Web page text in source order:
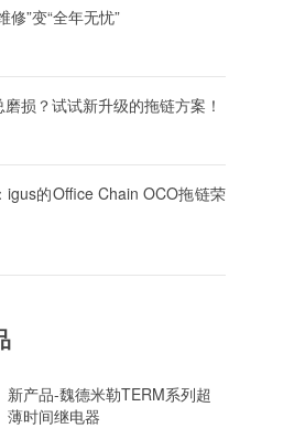
修”变“全年无忧”
损？试试新升级的拖链方案！
igus的Office Chain OCO拖链荣
新产品-魏德米勒TERM系列超
薄时间继电器